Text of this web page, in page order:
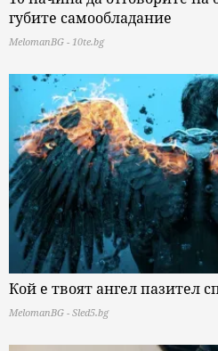
губите самообладание
MelomanBG - 10te.bg
Кой е твоят ангел пазител
MelomanBG - Sled5.bg